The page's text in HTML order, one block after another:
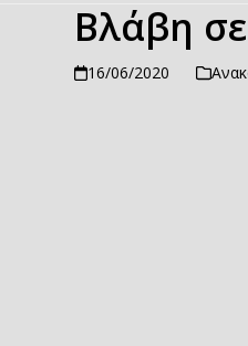
Βλάβη
16/06/2020